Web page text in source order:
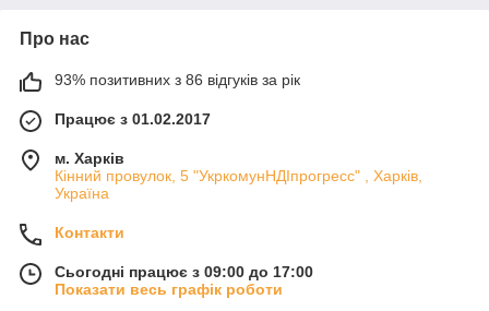
Про нас
93% позитивних з 86 відгуків за рік
Працює з 01.02.2017
м. Харків
Кінний провулок, 5 "УкркомунНДІпрогресс" , Харків,
Україна
Контакти
Сьогодні працює з 09:00 до 17:00
Показати весь графік роботи